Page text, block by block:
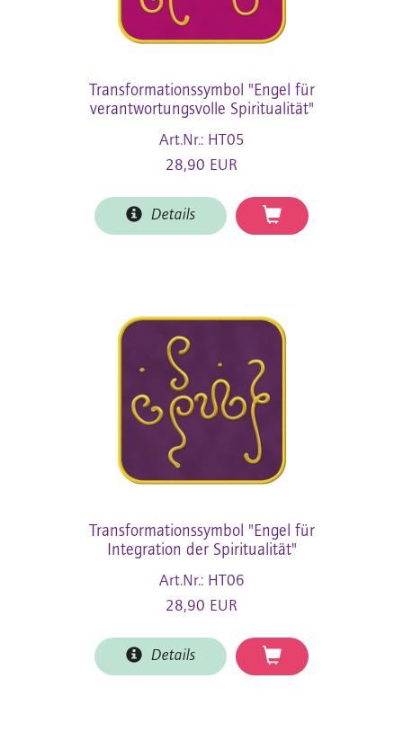
Transformationssymbol "Engel für
verantwortungsvolle Spiritualität"
Art.Nr.: HT05
28,90 EUR
Details
Transformationssymbol "Engel für
Integration der Spiritualität"
Art.Nr.: HT06
28,90 EUR
Details